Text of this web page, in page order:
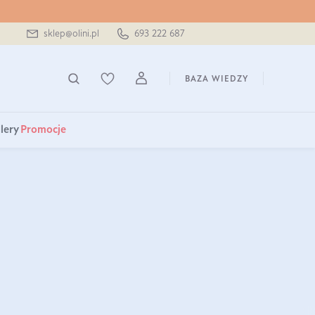
sklep@olini.pl 693 222 687
BAZA WIEDZY
Promocje